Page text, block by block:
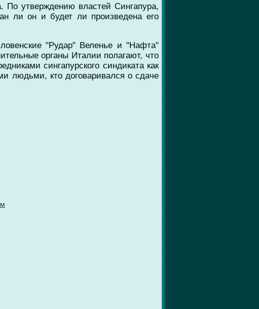
По утверждению властей Сингапура,
ли он и будет ли произведена его
"Рудар" Веленье и "Нафта"
органы Италии полагают, что
сингапурского синдиката как
людьми, кто договаривался о сдаче